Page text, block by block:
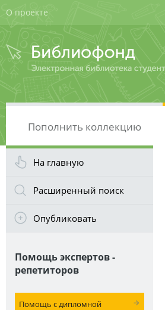
О проекте
Пополнить коллекцию
На главную
Расширенный поиск
Опубликовать
Помощь экспертов -
репетиторов
Помощь с дипломной